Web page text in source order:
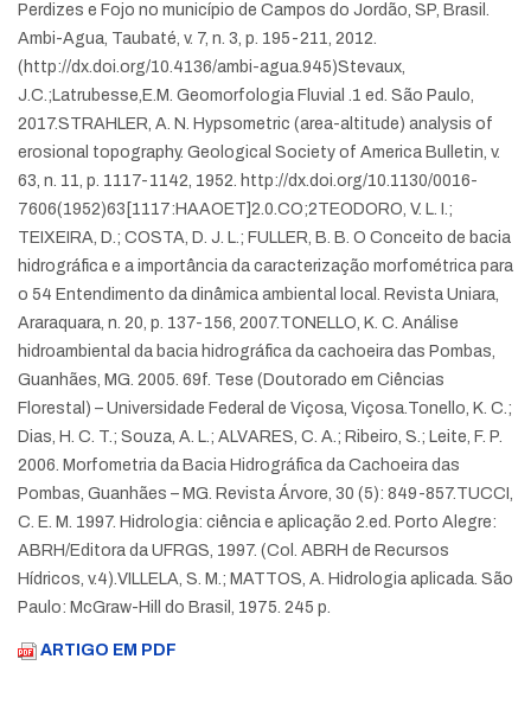
Perdizes e Fojo no município de Campos do Jordão, SP, Brasil.
Ambi-Agua, Taubaté, v. 7, n. 3, p. 195-211, 2012.
(http://dx.doi.org/10.4136/ambi-agua.945)Stevaux,
J.C.;Latrubesse,E.M. Geomorfologia Fluvial .1 ed. São Paulo,
2017.STRAHLER, A. N. Hypsometric (area-altitude) analysis of
erosional topography. Geological Society of America Bulletin, v.
63, n. 11, p. 1117-1142, 1952. http://dx.doi.org/10.1130/0016-
7606(1952)63[1117:HAAOET]2.0.CO;2TEODORO, V. L. I.;
TEIXEIRA, D.; COSTA, D. J. L.; FULLER, B. B. O Conceito de bacia
hidrográfica e a importância da caracterização morfométrica para
o 54 Entendimento da dinâmica ambiental local. Revista Uniara,
Araraquara, n. 20, p. 137-156, 2007.TONELLO, K. C. Análise
hidroambiental da bacia hidrográfica da cachoeira das Pombas,
Guanhães, MG. 2005. 69f. Tese (Doutorado em Ciências
Florestal) – Universidade Federal de Viçosa, Viçosa.Tonello, K. C.;
Dias, H. C. T.; Souza, A. L.; ALVARES, C. A.; Ribeiro, S.; Leite, F. P.
2006. Morfometria da Bacia Hidrográfica da Cachoeira das
Pombas, Guanhães – MG. Revista Árvore, 30 (5): 849-857.TUCCI,
C. E. M. 1997. Hidrologia: ciência e aplicação 2.ed. Porto Alegre:
ABRH/Editora da UFRGS, 1997. (Col. ABRH de Recursos
Hídricos, v.4).VILLELA, S. M.; MATTOS, A. Hidrologia aplicada. São
Paulo: McGraw-Hill do Brasil, 1975. 245 p.
ARTIGO EM PDF